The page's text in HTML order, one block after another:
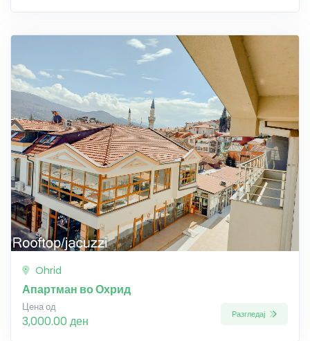
Ohrid
Апартман во Охрид
Цена од
3,000.00 ден Разгледај